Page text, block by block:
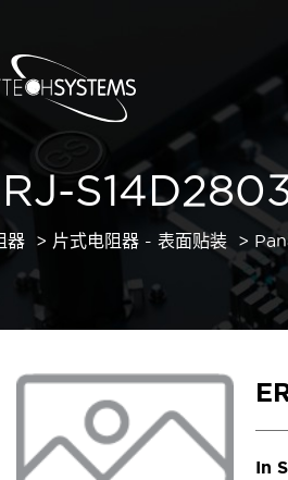
器 片式电阻器 - 表面贴装
In